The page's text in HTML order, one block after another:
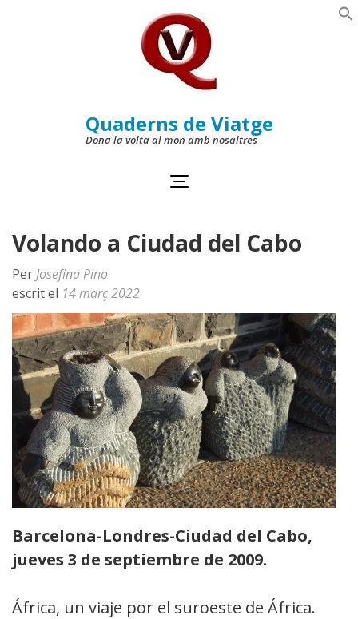
Quaderns de Viatge
Dona la volta al mon amb nosaltres
Volando a Ciudad del Cabo
Per Josefina Pino
escrit el 14 març 2022
Barcelona-Londres-Ciudad del Cabo,
jueves 3 de septiembre de 2009.
África, un viaje por el suroeste de África.